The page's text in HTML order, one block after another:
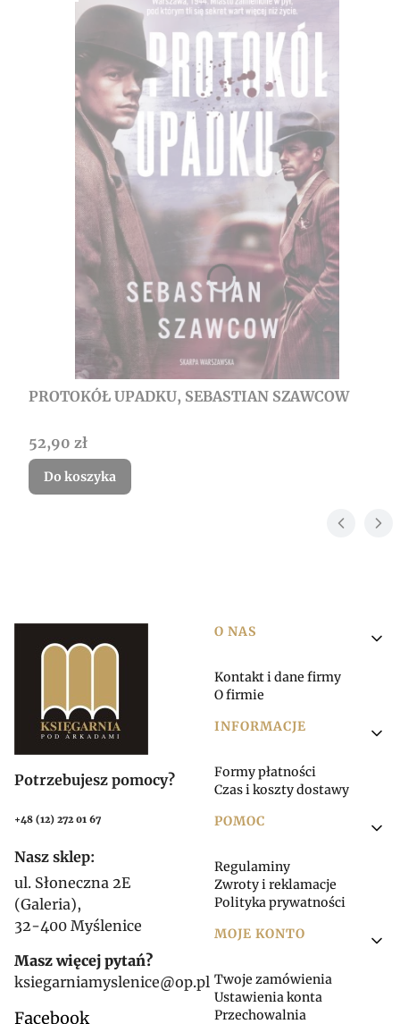
PROTOKÓŁ UPADKU, SEBASTIAN SZAWCOW
Cena
52,90 zł
Do koszyka
Potrzebujesz pomocy?
+48 (12) 272 01 67
Nasz sklep:
ul. Słoneczna 2E
(Galeria),
32-400 Myślenice
Masz więcej pytań?
ksiegarniamyslenice@op.pl
Facebook
Linki w stopce
O NAS
Kontakt i dane firmy
O firmie
INFORMACJE
Formy płatności
Czas i koszty dostawy
POMOC
Regulaminy
Zwroty i reklamacje
Polityka prywatności
MOJE KONTO
Twoje zamówienia
Ustawienia konta
Przechowalnia